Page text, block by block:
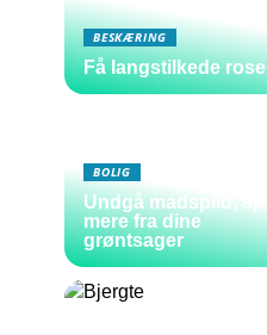
BESKÆRING
Få langstilkede
BOLIG
Undgå madspild,
mere fra dine
grøntsager